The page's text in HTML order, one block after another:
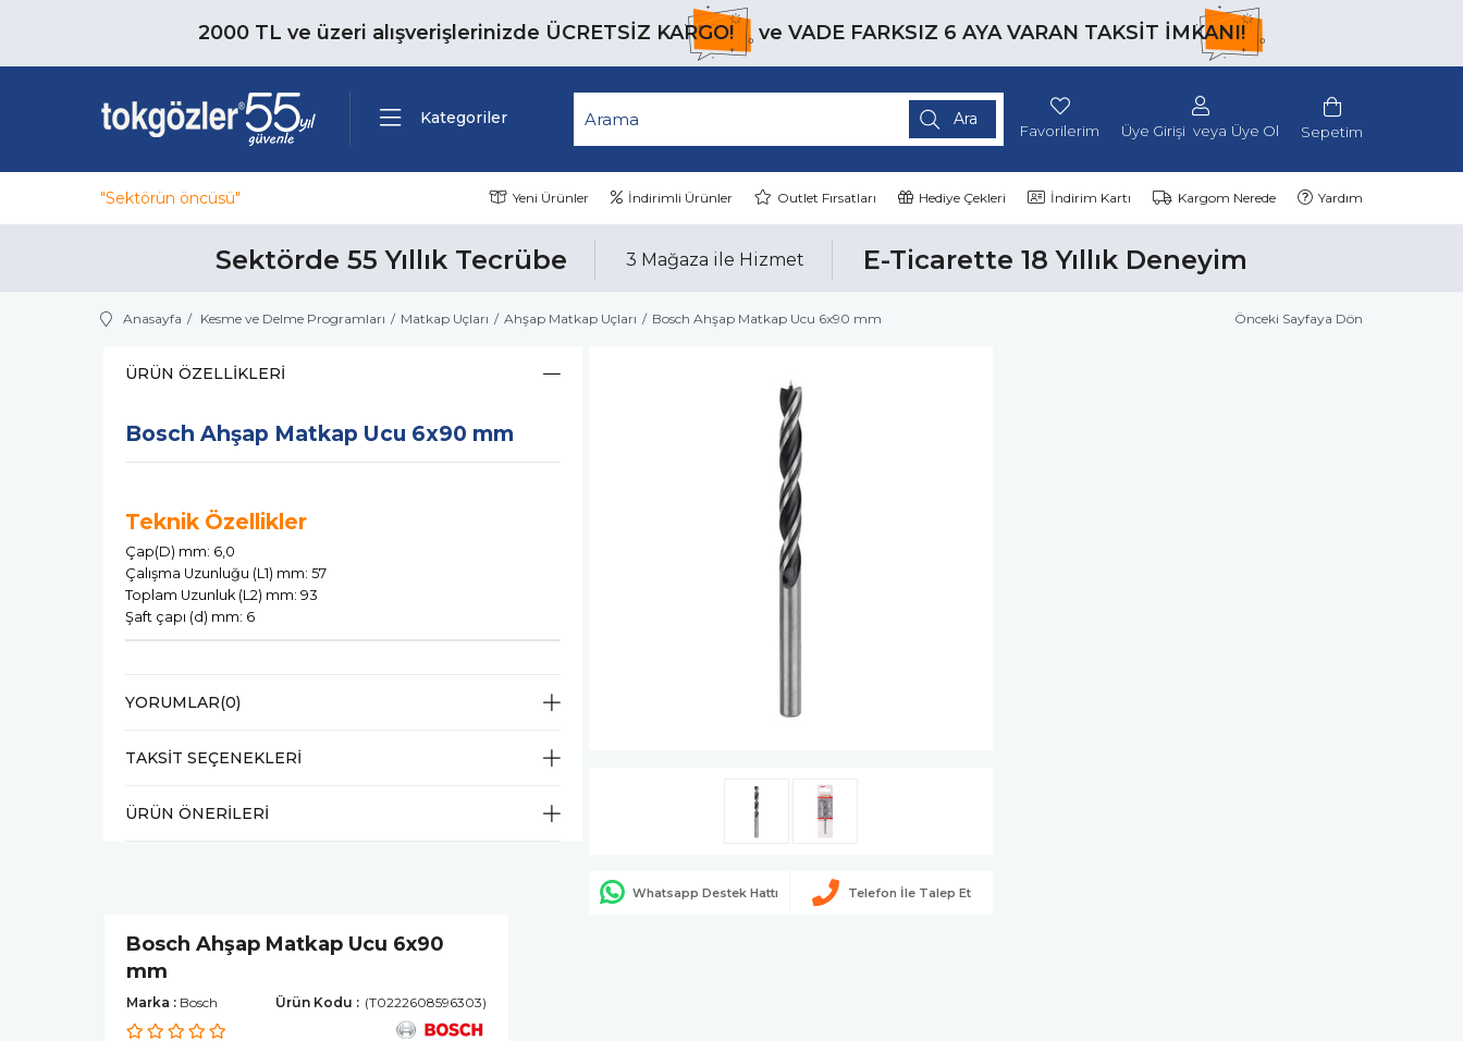
2000 TL ve üzeri alışverişlerinizde ÜCRETSİZ KARGO! ve VADE FARKSIZ 6 AYA VARAN TAKSİT İMKANI!
Kategoriler
Sepetim
Üye Girişi Üye Ol
Favorilerim
"Sektörün öncüsü" Yeni Ürünler İndirimli Ürünler Outlet Fırsatları Hediye Çekleri İndirim Kartı Kargom Nerede Yardım
Sektörde 55 Yıllık Tecrübe 3 Mağaza ile Hizmet E-Ticarette 18 Yıllık Deneyim
Anasayfa Kesme ve Delme Programları Matkap Uçları Ahşap Matkap Uçları Bosch Ahşap Matkap Ucu 6x90 mm Önceki Sayfaya Dön
ÜRÜN ÖZELLIKLERI
Bosch Ahşap Matkap Ucu 6x90 mm
Teknik Özellikler
Çap(D) mm: 6,0
Çalışma Uzunluğu (L1) mm: 57
Toplam Uzunluk (L2) mm: 93
Şaft çapı (d) mm: 6
YORUMLAR(0)
TAKSIT SEÇENEKLERI
ÜRÜN ÖNERILERI
Whatsapp Destek Hattı Telefon İle Talep Et
Bosch Ahşap Matkap Ucu 6x90
mm
Marka : Bosch (T0222608596303)